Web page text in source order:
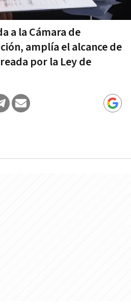
a la Cámara de
amplía el alcance de
por la Ley de